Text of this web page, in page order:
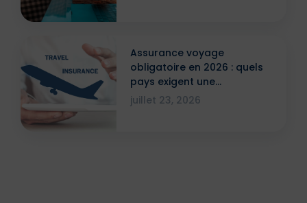
Assurance voyage
obligatoire en 2026 : quels
pays exigent une
attestation ?
juillet 23, 2026